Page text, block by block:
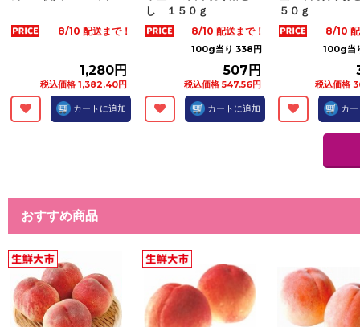
8/10 配送まで！
1,280円
税込価格 1,382.40円
カートに追加
し １５０ｇ
8/10 配送まで！
100g当り 338円
507円
税込価格 547.56円
カートに追加
５０ｇ
8/10
100g当
税込価格
カ
モランボン 韓の食菜
プルコギ １５０ｇ
8/10 配送まで！
【計量商品】北海道産
豚肉ロースカットステー
キ用 ２５０ｇ
8/10 配送まで！
おすすめ商品